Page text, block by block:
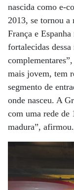
nascida como e-
2013, se tornou
França e
fortalecidas
mais jovem, tem
segmento de
onde nasceu. A
com uma rede de
madura”, afirmou.